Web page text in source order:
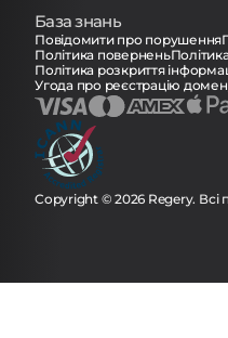
База знань
Повідомити про порушення
Політика повернень
Політика розкриття
Угода про реєстрацію
Copyright © 2026 Regery. Всі